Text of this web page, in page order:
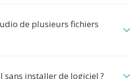
de plusieurs fichiers
sans installer de logiciel ?